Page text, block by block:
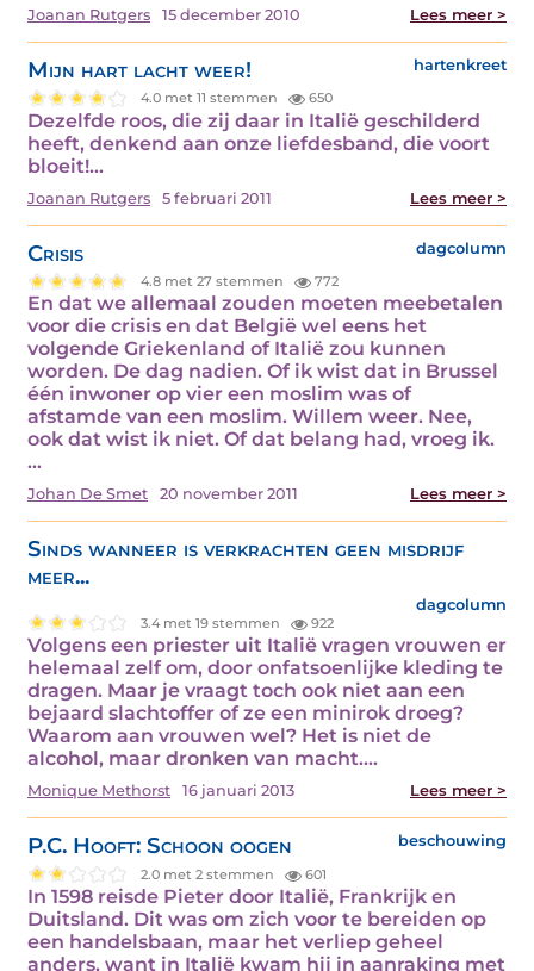
Joanan Rutgers 15 december 2010 Lees meer >
Mijn hart lacht weer! hartenkreet
4.0 met 11 stemmen 650
Dezelfde roos, die zij daar in Italië geschilderd
heeft, denkend aan onze liefdesband, die voort
bloeit!…
Joanan Rutgers 5 februari 2011 Lees meer >
Crisis dagcolumn
4.8 met 27 stemmen 772
En dat we allemaal zouden moeten meebetalen
voor die crisis en dat België wel eens het
volgende Griekenland of Italië zou kunnen
worden. De dag nadien. Of ik wist dat in Brussel
één inwoner op vier een moslim was of
afstamde van een moslim. Willem weer. Nee,
ook dat wist ik niet. Of dat belang had, vroeg ik.
…
Johan De Smet 20 november 2011 Lees meer >
Sinds wanneer is verkrachten geen misdrijf
meer...
dagcolumn
3.4 met 19 stemmen 922
Volgens een priester uit Italië vragen vrouwen er
helemaal zelf om, door onfatsoenlijke kleding te
dragen. Maar je vraagt toch ook niet aan een
bejaard slachtoffer of ze een minirok droeg?
Waarom aan vrouwen wel? Het is niet de
alcohol, maar dronken van macht.…
Monique Methorst 16 januari 2013 Lees meer >
P.C. Hooft: Schoon oogen beschouwing
2.0 met 2 stemmen 601
In 1598 reisde Pieter door Italië, Frankrijk en
Duitsland. Dit was om zich voor te bereiden op
een handelsbaan, maar het verliep geheel
anders, want in Italië kwam hij in aanraking met